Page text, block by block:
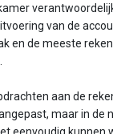
van de
en de meeste
aan de
maar in de